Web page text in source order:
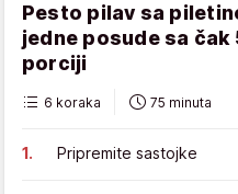
Pesto pilav sa
jedne posude sa
porciji
6 koraka 75 minuta
Pripremite sastojke